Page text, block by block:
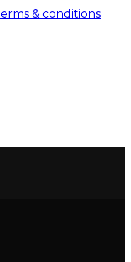
& conditions